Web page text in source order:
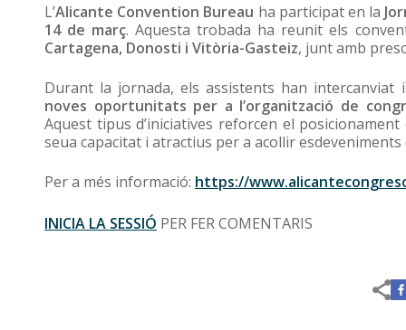
L’Alicante Convention Bureau ha participat en la
14 de març. Aquesta trobada ha reunit els
Cartagena, Donosti i Vitòria-Gasteiz, junt amb
Durant la jornada, els assistents han intercanviat
noves oportunitats per a l’organització de
Aquest tipus d’iniciatives reforcen el posicionament
seua capacitat i atractius per a acollir esdeveniments
Per a més informació: https://
INICIA LA SESSIÓ PER FER COMENTARIS